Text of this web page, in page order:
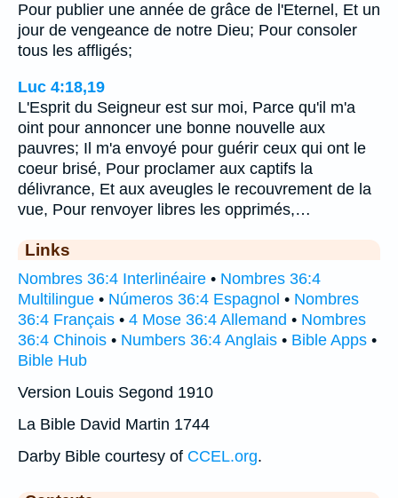
Pour publier une année de grâce de l'Eternel, Et un
jour de vengeance de notre Dieu; Pour consoler
tous les affligés;
Luc 4:18,19
L'Esprit du Seigneur est sur moi, Parce qu'il m'a
oint pour annoncer une bonne nouvelle aux
pauvres; Il m'a envoyé pour guérir ceux qui ont le
coeur brisé, Pour proclamer aux captifs la
délivrance, Et aux aveugles le recouvrement de la
vue, Pour renvoyer libres les opprimés,…
Links
Nombres 36:4 Interlinéaire • Nombres 36:4
Multilingue • Números 36:4 Espagnol • Nombres
36:4 Français • 4 Mose 36:4 Allemand • Nombres
36:4 Chinois • Numbers 36:4 Anglais • Bible Apps •
Bible Hub
Version Louis Segond 1910
La Bible David Martin 1744
Darby Bible courtesy of CCEL.org.